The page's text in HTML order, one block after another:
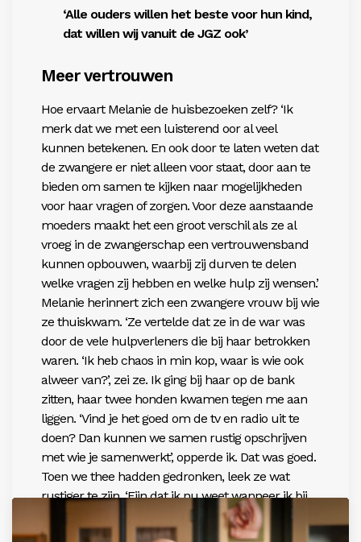
‘Alle ouders willen het beste voor hun kind,
dat willen wij vanuit de JGZ ook’
Meer vertrouwen
Hoe ervaart Melanie de huisbezoeken zelf? ‘Ik
merk dat we met een luisterend oor al veel
kunnen betekenen. En ook door te laten weten dat
de zwangere er niet alleen voor staat, door aan te
bieden om samen te kijken naar mogelijkheden
voor haar vragen of zorgen. Voor deze aanstaande
moeders maakt het een groot verschil als ze al
vroeg in de zwangerschap een vertrouwensband
kunnen opbouwen, waarbij zij durven te delen
welke vragen zij hebben en welke hulp zij wensen.’
Melanie herinnert zich een zwangere vrouw bij wie
ze thuiskwam. ‘Ze vertelde dat ze in de war was
door de vele hulpverleners die bij haar betrokken
waren. ‘Ik heb chaos in min kop, waar is wie ook
alweer van?’, zei ze. Ik ging bij haar op de bank
zitten, haar twee honden kwamen tegen me aan
liggen. ‘Vind je het goed om de tv en radio uit te
doen? Dan kunnen we samen rustig opschrijven
met wie je samenwerkt’, opperde ik. Dat was goed.
Toen we thee hadden gedronken, leek ze wat
rustiger te zijn. ‘Fijn dat ik nu weet wanneer ik bij
jou terecht kan en wanneer bij anderen. Ik wil
namelijk het beste doen voor mijn kindje’, zei ze. En